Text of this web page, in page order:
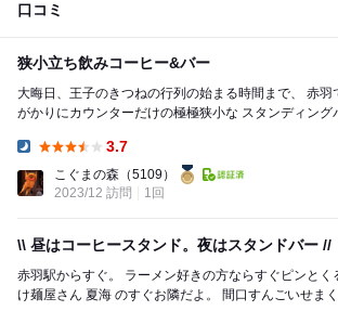
口コミ
狭小立ち飲みコーヒー&バー
大晦日、王子のきつねの行列の始まる時間まで、 赤羽で時間潰し。 通り
がかりにカウンターだけの極極狭小な スタンディングバーを見つけて、
3.7
こぐまの森 （5109）
2023/12 訪問
1回
\\ 昼はコーヒースタンド。夜はスタンドバー //
赤羽駅からすぐ。 ラーメン好きの方ならすぐピンとくるはず。 有名なつ
け麺屋さん 夏海 のすぐお隣だよ。 間口すんごいせまくて、素通りしてし